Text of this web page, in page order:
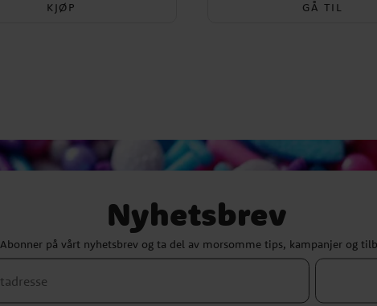
KJØP GÅ TIL
Nyhetsbrev
Abonner på vårt nyhetsbrev og ta del av morsomme tips, kampanjer og